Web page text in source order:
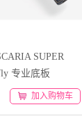
SUPER
专业底板
加入购物车